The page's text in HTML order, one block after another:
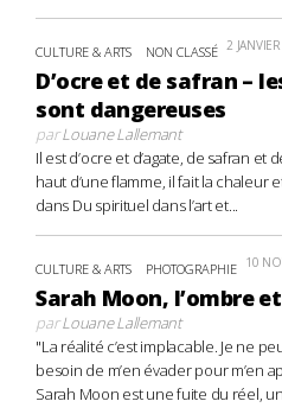
CULTURE & ARTS NON CLASSÉ 2
D’ocre et de safran –
sont dangereuses
parLouane Lallemant
Il est d’ocre et d’agate, de safran et
haut d’une flamme, il fait la chaleur
dans Du spirituel dans l’art et...
CULTURE & ARTS PHOTOGRAPHIE 10
Sarah Moon, l’ombre
parLouane Lallemant
"La réalité c’est implacable. Je ne
besoin de m’en évader pour m’en
Sarah Moon est une fuite du réel,